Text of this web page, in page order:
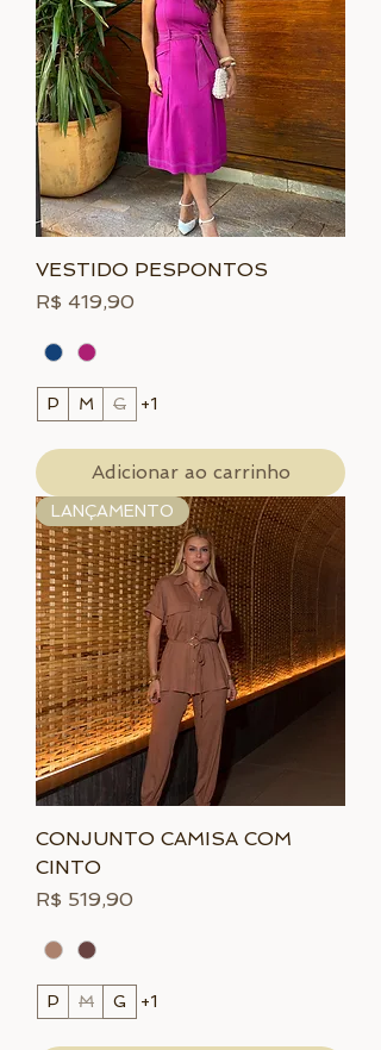
VESTIDO PESPONTOS
Preço
R$ 419,90
P M G +1
Adicionar ao carrinho
LANÇAMENTO
CONJUNTO CAMISA COM
CINTO
Preço
R$ 519,90
P M G +1